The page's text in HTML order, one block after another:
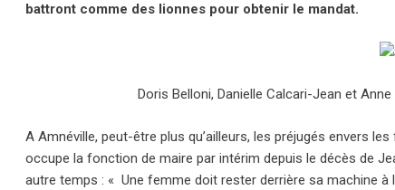
battront comme des lionnes pour obtenir le mandat.
Doris Belloni, Danielle Calcari-Jean et
A Amnéville, peut-être plus qu’ailleurs, les préjugés envers
occupe la fonction de maire par intérim depuis le décès de
autre temps : « Une femme doit rester derrière sa machine à